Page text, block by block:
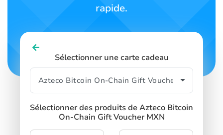
rapide.
Sélectionner une carte cadeau
Sélectionner des produits de Azteco Bitcoin
On-Chain Gift Voucher MXN